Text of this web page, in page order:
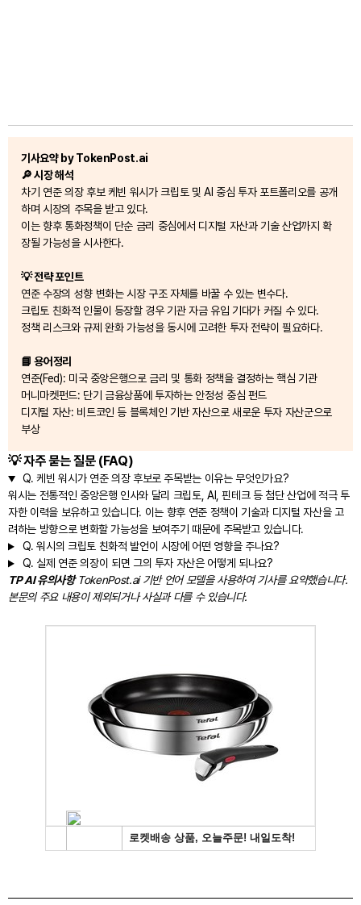
기사요약 by TokenPost.ai
🔎 시장 해석
차기 연준 의장 후보 케빈 워시가 크립토 및 AI 중심 투자 포트폴리오를 공개
하며 시장의 주목을 받고 있다.
이는 향후 통화정책이 단순 금리 중심에서 디지털 자산과 기술 산업까지 확
장될 가능성을 시사한다.
💡 전략 포인트
연준 수장의 성향 변화는 시장 구조 자체를 바꿀 수 있는 변수다.
크립토 친화적 인물이 등장할 경우 기관 자금 유입 기대가 커질 수 있다.
정책 리스크와 규제 완화 가능성을 동시에 고려한 투자 전략이 필요하다.
📘 용어정리
연준(Fed): 미국 중앙은행으로 금리 및 통화 정책을 결정하는 핵심 기관
머니마켓펀드: 단기 금융상품에 투자하는 안정성 중심 펀드
디지털 자산: 비트코인 등 블록체인 기반 자산으로 새로운 투자 자산군으로
부상
💡 자주 묻는 질문 (FAQ)
Q. 케빈 워시가 연준 의장 후보로 주목받는 이유는 무엇인가요?
워시는 전통적인 중앙은행 인사와 달리 크립토, AI, 핀테크 등 첨단 산업에 적극 투
자한 이력을 보유하고 있습니다. 이는 향후 연준 정책이 기술과 디지털 자산을 고
려하는 방향으로 변화할 가능성을 보여주기 때문에 주목받고 있습니다.
Q. 워시의 크립토 친화적 발언이 시장에 어떤 영향을 주나요?
Q. 실제 연준 의장이 되면 그의 투자 자산은 어떻게 되나요?
TP AI 유의사항TokenPost.ai 기반 언어 모델을 사용하여 기사를 요약했습니다.
본문의 주요 내용이 제외되거나 사실과 다를 수 있습니다.